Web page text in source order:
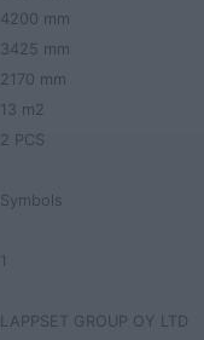
4200 mm
3425 mm
2170 mm
13 m2
2 PCS
Symbols
1
LAPPSET GROUP OY LTD